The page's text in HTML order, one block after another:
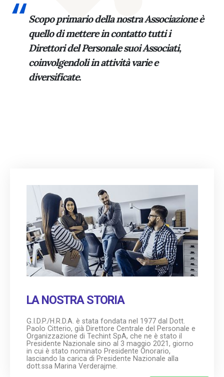
Scopo primario della nostra Associazione è
quello di mettere in contatto tutti i
Direttori del Personale suoi Associati,
coinvolgendoli in attività varie e
diversificate.
LA NOSTRA STORIA
G.I.D.P./H.R.D.A. è stata fondata nel 1977 dal Dott.
Paolo Citterio, già Direttore Centrale del Personale e
Organizzazione di Techint SpA, che ne è stato il
Presidente Nazionale sino al 3 maggio 2021, giorno
in cui è stato nominato Presidente Onorario,
lasciando la carica di Presidente Nazionale alla
dott.ssa Marina Verderajme.